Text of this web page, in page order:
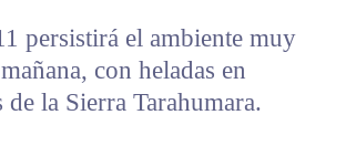
persistirá el ambiente muy
con heladas en
de la Sierra Tarahumara.